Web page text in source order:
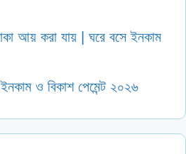
আয় করা যায় | ঘরে বসে ইনকাম
ও বিকাশ পেমেন্ট ২০২৬